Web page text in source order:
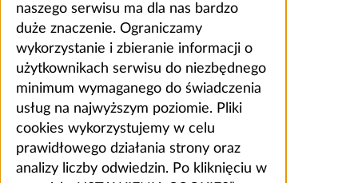
naszego serwisu ma dla nas bardzo
duże znaczenie. Ograniczamy
wykorzystanie i zbieranie informacji o
użytkownikach serwisu do niezbędnego
minimum wymaganego do świadczenia
usług na najwyższym poziomie. Pliki
cookies wykorzystujemy w celu
prawidłowego działania strony oraz
analizy liczby odwiedzin. Po kliknięciu w